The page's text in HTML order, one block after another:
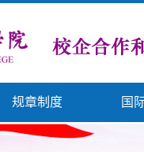
规章制度 国